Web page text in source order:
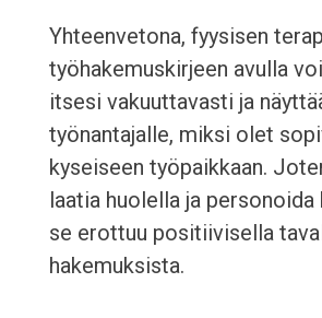
Yhteenvetona, fyysisen
työhakemuskirjeen avulla
itsesi vakuuttavasti ja
työnantajalle, miksi olet
kyseiseen työpaikkaan.
laatia huolella ja
se erottuu positiivisella
hakemuksista.